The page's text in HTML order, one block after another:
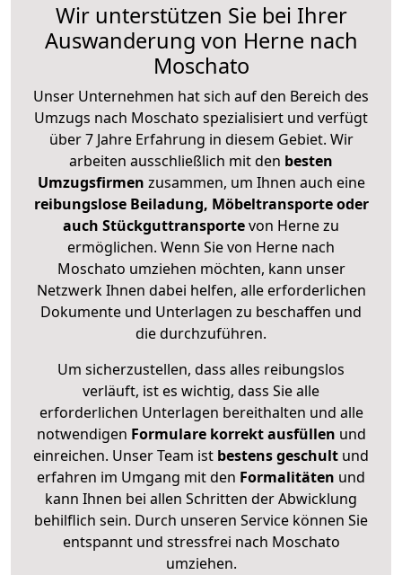
Wir unterstützen Sie bei Ihrer
Auswanderung von Herne nach
Moschato
Unser Unternehmen hat sich auf den Bereich des
Umzugs nach Moschato spezialisiert und verfügt
über 7 Jahre Erfahrung in diesem Gebiet. Wir
arbeiten ausschließlich mit den besten
Umzugsfirmen zusammen, um Ihnen auch eine
reibungslose Beiladung, Möbeltransporte oder
auch Stückguttransportevon Herne zu
ermöglichen. Wenn Sie von Herne nach
Moschato umziehen möchten, kann unser
Netzwerk Ihnen dabei helfen, alle erforderlichen
Dokumente und Unterlagen zu beschaffen und
die durchzuführen.
Um sicherzustellen, dass alles reibungslos
verläuft, ist es wichtig, dass Sie alle
erforderlichen Unterlagen bereithalten und alle
notwendigen Formulare korrekt ausfüllen und
einreichen. Unser Team ist bestens geschult und
erfahren im Umgang mit den Formalitäten und
kann Ihnen bei allen Schritten der Abwicklung
behilflich sein. Durch unseren Service können Sie
entspannt und stressfrei nach Moschato
umziehen.